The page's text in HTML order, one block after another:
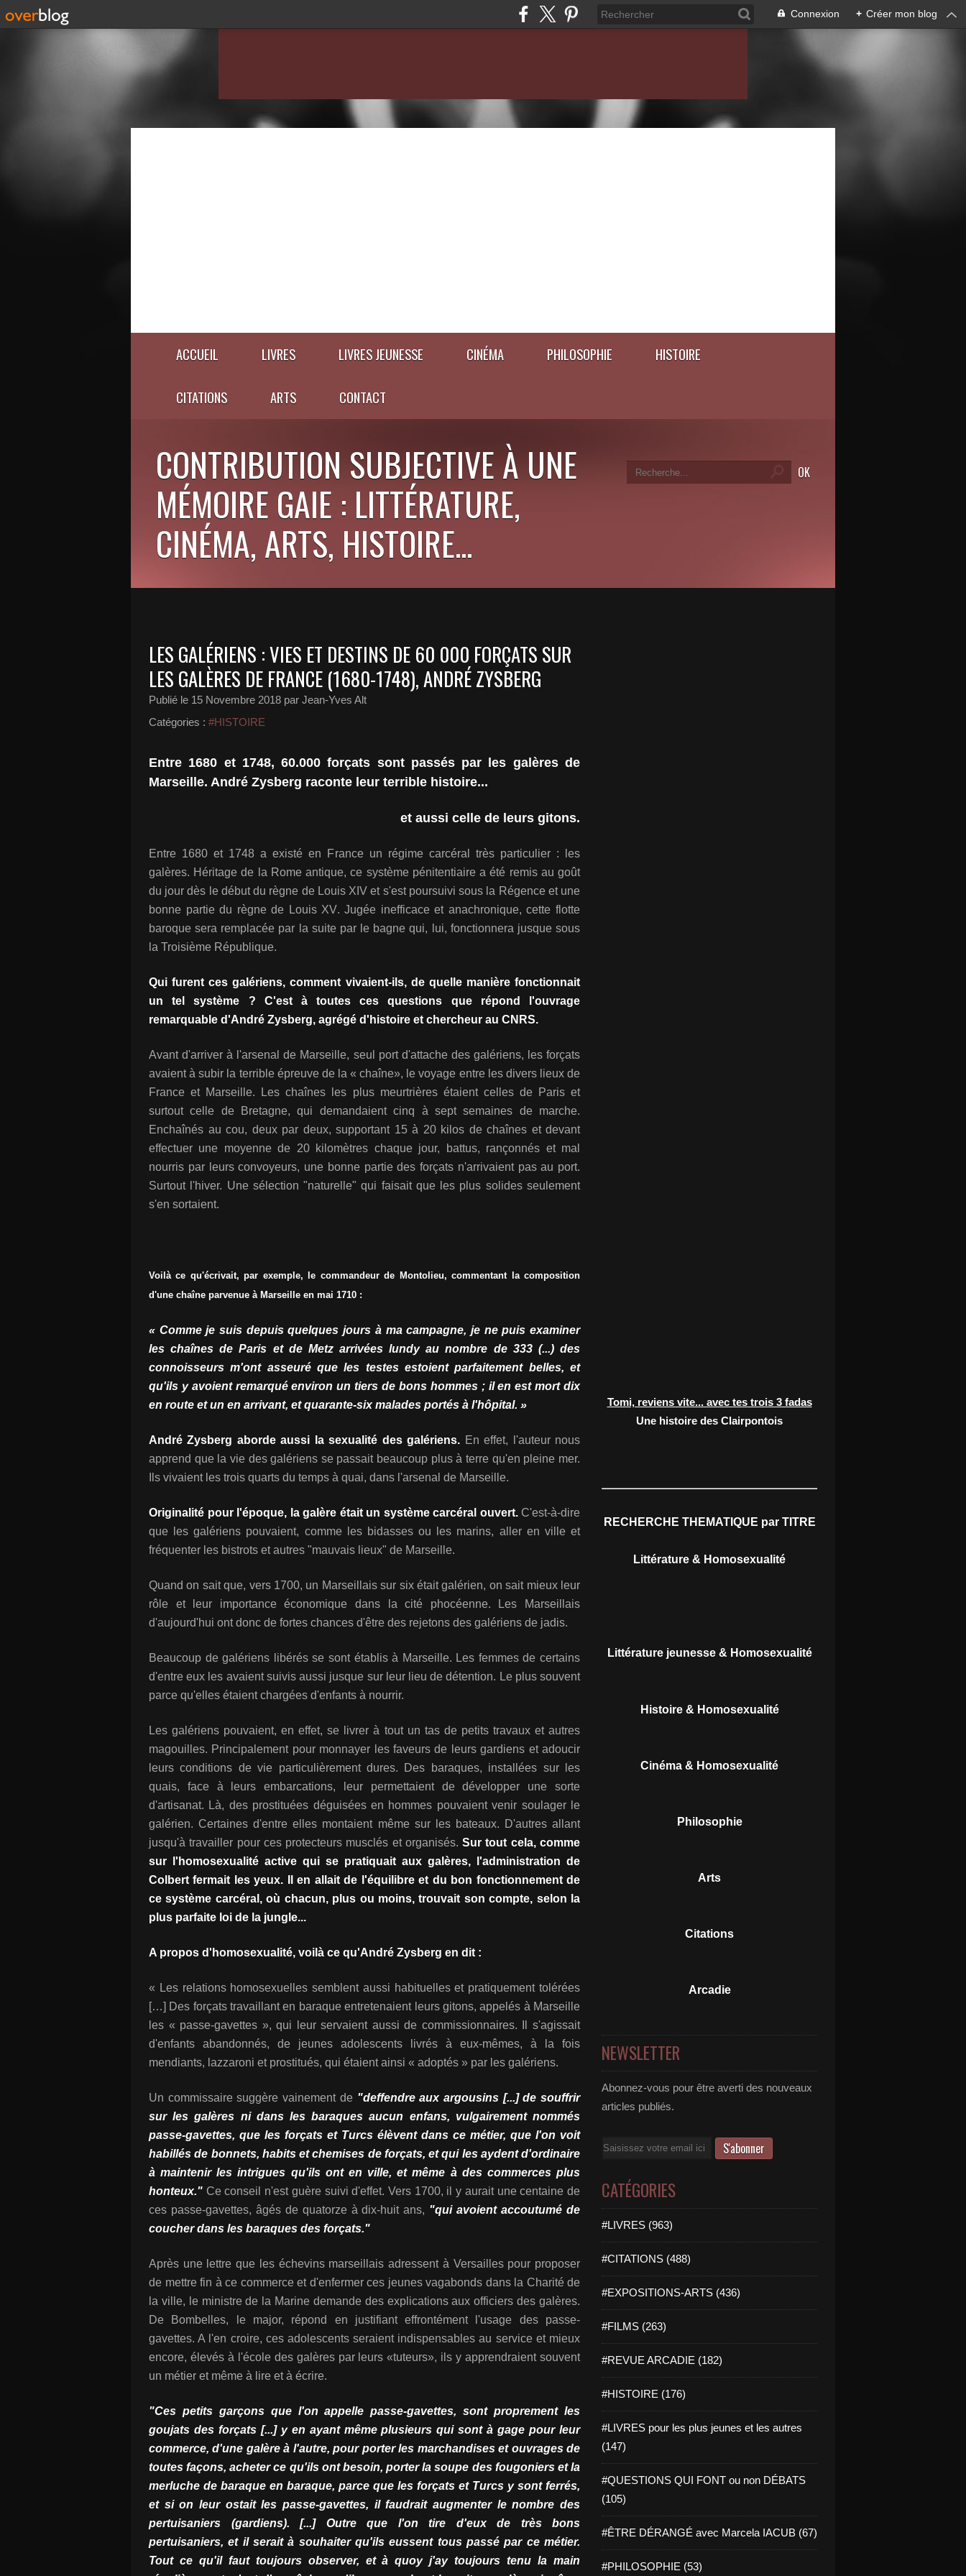
Connexion + Créer mon blog
ACCUEIL LIVRES LIVRES JEUNESSE CINÉMA PHILOSOPHIE HISTOIRE
CITATIONS ARTS CONTACT
CONTRIBUTION SUBJECTIVE À UNE
MÉMOIRE GAIE : LITTÉRATURE,
CINÉMA, ARTS, HISTOIRE...
LES GALÉRIENS : VIES ET DESTINS DE 60 000 FORÇATS SUR
LES GALÈRES DE FRANCE (1680-1748), ANDRÉ ZYSBERG
Publié le 15 Novembre 2018 par Jean-Yves Alt
Catégories : #HISTOIRE
Entre 1680 et 1748, 60.000 forçats sont passés par les galères de
Marseille. André Zysberg raconte leur terrible histoire...
et aussi celle de leurs gitons.
Entre 1680 et 1748 a existé en France un régime carcéral très particulier : les
galères. Héritage de la Rome antique, ce système pénitentiaire a été remis au goût
du jour dès le début du règne de Louis XIV et s'est poursuivi sous la Régence et une
bonne partie du règne de Louis XV. Jugée inefficace et anachronique, cette flotte
baroque sera remplacée par la suite par le bagne qui, lui, fonctionnera jusque sous
la Troisième République.
Qui furent ces galériens, comment vivaient-ils, de quelle manière fonctionnait
un tel système ? C'est à toutes ces questions que répond l'ouvrage
remarquable d'André Zysberg, agrégé d'histoire et chercheur au CNRS.
Avant d'arriver à l'arsenal de Marseille, seul port d'attache des galériens, les forçats
avaient à subir la terrible épreuve de la « chaîne», le voyage entre les divers lieux de
France et Marseille. Les chaînes les plus meurtrières étaient celles de Paris et
surtout celle de Bretagne, qui demandaient cinq à sept semaines de marche.
Enchaînés au cou, deux par deux, supportant 15 à 20 kilos de chaînes et devant
effectuer une moyenne de 20 kilomètres chaque jour, battus, rançonnés et mal
nourris par leurs convoyeurs, une bonne partie des forçats n'arrivaient pas au port.
Surtout l'hiver. Une sélection "naturelle" qui faisait que les plus solides seulement
s'en sortaient.
Voilà ce qu'écrivait, par exemple, le commandeur de Montolieu, commentant la composition
d'une chaîne parvenue à Marseille en mai 1710 :
« Comme je suis depuis quelques jours à ma campagne, je ne puis examiner
les chaînes de Paris et de Metz arrivées lundy au nombre de 333 (...) des
connoisseurs m'ont asseuré que les testes estoient parfaitement belles, et
qu'ils y avoient remarqué environ un tiers de bons hommes ; il en est mort dix
en route et un en arrivant, et quarante-six malades portés à l'hôpital. »
André Zysberg aborde aussi la sexualité des galériens. En effet, l'auteur nous
apprend que la vie des galériens se passait beaucoup plus à terre qu'en pleine mer.
Ils vivaient les trois quarts du temps à quai, dans l'arsenal de Marseille.
Originalité pour l'époque, la galère était un système carcéral ouvert.C'est-à-dire
que les galériens pouvaient, comme les bidasses ou les marins, aller en ville et
fréquenter les bistrots et autres "mauvais lieux" de Marseille.
Quand on sait que, vers 1700, un Marseillais sur six était galérien, on sait mieux leur
rôle et leur importance économique dans la cité phocéenne. Les Marseillais
d'aujourd'hui ont donc de fortes chances d'être des rejetons des galériens de jadis.
Beaucoup de galériens libérés se sont établis à Marseille. Les femmes de certains
d'entre eux les avaient suivis aussi jusque sur leur lieu de détention. Le plus souvent
parce qu'elles étaient chargées d'enfants à nourrir.
Les galériens pouvaient, en effet, se livrer à tout un tas de petits travaux et autres
magouilles. Principalement pour monnayer les faveurs de leurs gardiens et adoucir
leurs conditions de vie particulièrement dures. Des baraques, installées sur les
quais, face à leurs embarcations, leur permettaient de développer une sorte
d'artisanat. Là, des prostituées déguisées en hommes pouvaient venir soulager le
galérien. Certaines d'entre elles montaient même sur les bateaux. D'autres allant
jusqu'à travailler pour ces protecteurs musclés et organisés.Sur tout cela, comme
sur l'homosexualité active qui se pratiquait aux galères, l'administration de
Colbert fermait les yeux. Il en allait de l'équilibre et du bon fonctionnement de
ce système carcéral, où chacun, plus ou moins, trouvait son compte, selon la
plus parfaite loi de la jungle...
A propos d'homosexualité, voilà ce qu'André Zysberg en dit :
« Les relations homosexuelles semblent aussi habituelles et pratiquement tolérées
[…] Des forçats travaillant en baraque entretenaient leurs gitons, appelés à Marseille
les « passe-gavettes », qui leur servaient aussi de commissionnaires. Il s'agissait
d'enfants abandonnés, de jeunes adolescents livrés à eux-mêmes, à la fois
mendiants, lazzaroni et prostitués, qui étaient ainsi « adoptés » par les galériens.
Un commissaire suggère vainement de "deffendre aux argousins [...] de souffrir
sur les galères ni dans les baraques aucun enfans, vulgairement nommés
passe-gavettes, que les forçats et Turcs élèvent dans ce métier, que l'on voit
habillés de bonnets, habits et chemises de forçats, et qui les aydent d'ordinaire
à maintenir les intrigues qu'ils ont en ville, et même à des commerces plus
honteux." Ce conseil n'est guère suivi d'effet. Vers 1700, il y aurait une centaine de
ces passe-gavettes, âgés de quatorze à dix-huit ans, "qui avoient accoutumé de
coucher dans les baraques des forçats."
Après une lettre que les échevins marseillais adressent à Versailles pour proposer
de mettre fin à ce commerce et d'enfermer ces jeunes vagabonds dans la Charité de
la ville, le ministre de la Marine demande des explications aux officiers des galères.
De Bombelles, le major, répond en justifiant effrontément l'usage des passe-
gavettes. A l'en croire, ces adolescents seraient indispensables au service et mieux
encore, élevés à l'école des galères par leurs «tuteurs», ils y apprendraient souvent
un métier et même à lire et à écrire.
"Ces petits garçons que l'on appelle passe-gavettes, sont proprement les
goujats des forçats [...] y en ayant même plusieurs qui sont à gage pour leur
commerce, d'une galère à l'autre, pour porter les marchandises et ouvrages de
toutes façons, acheter ce qu'ils ont besoin, porter la soupe des fougoniers et la
merluche de baraque en baraque, parce que les forçats et Turcs y sont ferrés,
et si on leur ostait les passe-gavettes, il faudrait augmenter le nombre des
pertuisaniers (gardiens). [...] Outre que l'on tire d'eux de très bons
pertuisaniers, et il serait à souhaiter qu'ils eussent tous passé par ce métier.
Tout ce qu'il faut toujours observer, et à quoy j'ay toujours tenu la main
Tomi, reviens vite... avec tes trois 3 fadas
Une histoire des Clairpontois
RECHERCHE THEMATIQUE par TITRE
Littérature & Homosexualité
Littérature jeunesse & Homosexualité
Histoire & Homosexualité
Cinéma & Homosexualité
Philosophie
Arts
Citations
Arcadie
NEWSLETTER
Abonnez-vous pour être averti des nouveaux
articles publiés.
Email
CATÉGORIES
#LIVRES (963)
#CITATIONS (488)
#EXPOSITIONS-ARTS (436)
#FILMS (263)
#REVUE ARCADIE (182)
#HISTOIRE (176)
#LIVRES pour les plus jeunes et les autres
(147)
#QUESTIONS QUI FONT ou non DÉBATS
(105)
#ÊTRE DÉRANGÉ avec Marcela IACUB (67)
#PHILOSOPHIE (53)